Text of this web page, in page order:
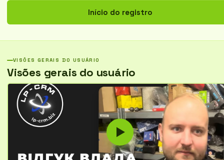
Início do registro
VISÕES GERAIS DO USUÁRIO
Visões gerais do usuário